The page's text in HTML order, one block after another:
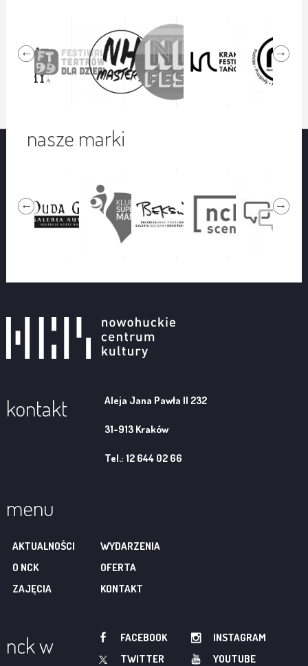
nasze marki
kontakt Aleja Jana Pawła II 232
31-913 Kraków
Tel.: 12 644 02 66
menu
AKTUALNOŚCI
WYDARZENIA
O NCK
OFERTA
ZAJĘCIA
KONTAKT
nck w
FACEBOOK
INSTAGRAM
TWITTER
YOUTUBE